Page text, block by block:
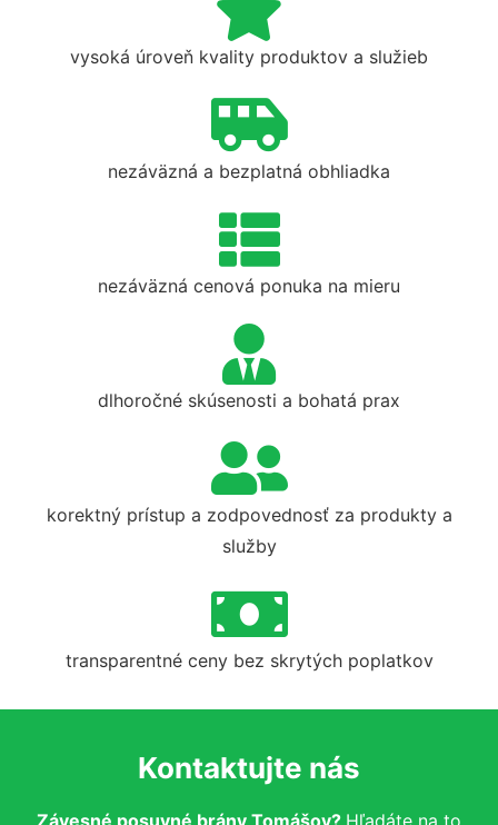
vysoká úroveň kvality produktov a služieb
nezáväzná a bezplatná obhliadka
nezáväzná cenová ponuka na mieru
dlhoročné skúsenosti a bohatá prax
korektný prístup a zodpovednosť za produkty a
služby
transparentné ceny bez skrytých poplatkov
Kontaktujte nás
Závesné posuvné brány Tomášov? Hľadáte na to